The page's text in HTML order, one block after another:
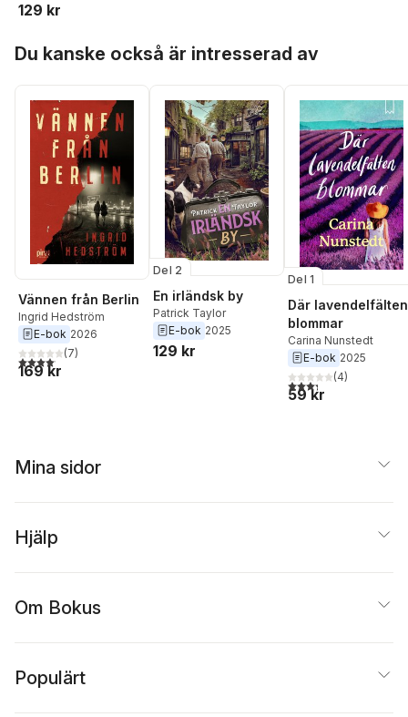
129 kr
Du kanske också är intresserad av
Vännen från Berlin
Ingrid Hedström
E-bok 2026
4,1utav 5 stjärnor. Totalt antal röster:
(7)
169 kr
Del 2
En irländsk by
Patrick Taylor
E-bok 2025
129 kr
Del 1
Där lavendelfälten
blommar
Carina Nunstedt
E-bok 2025
3,3utav 5 stjärnor.
(4)
59 kr
Mina sidor
Hjälp
Om Bokus
Populärt